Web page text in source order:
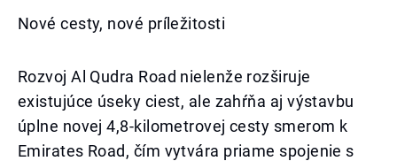
Nové cesty, nové príležitosti
Rozvoj Al Qudra Road nielenže rozširuje
existujúce úseky ciest, ale zahŕňa aj výstavbu
úplne novej 4,8-kilometrovej cesty smerom k
Emirates Road, čím vytvára priame spojenie s